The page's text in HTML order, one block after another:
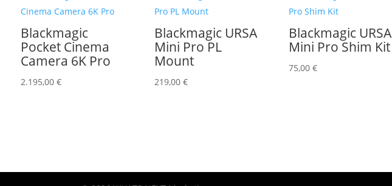
Blackmagic
Pocket Cinema
Camera 6K Pro
2.195,00 €
Blackmagic URSA
Mini Pro PL
Mount
219,00€
Blackmagic URSA
Mini Pro Shim Kit
75,00€